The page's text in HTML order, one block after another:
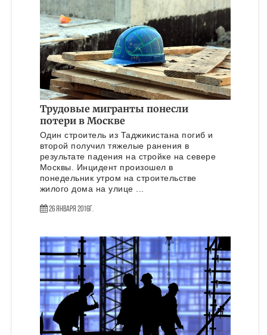
Трудовые мигранты понесли
потери в Москве
Один строитель из Таджикистана погиб и
второй получил тяжелые ранения в
результате падения на стройке на севере
Москвы. Инцидент произошел в
понедельник утром на строительстве
жилого дома на улице ...
26 Января 2016г.